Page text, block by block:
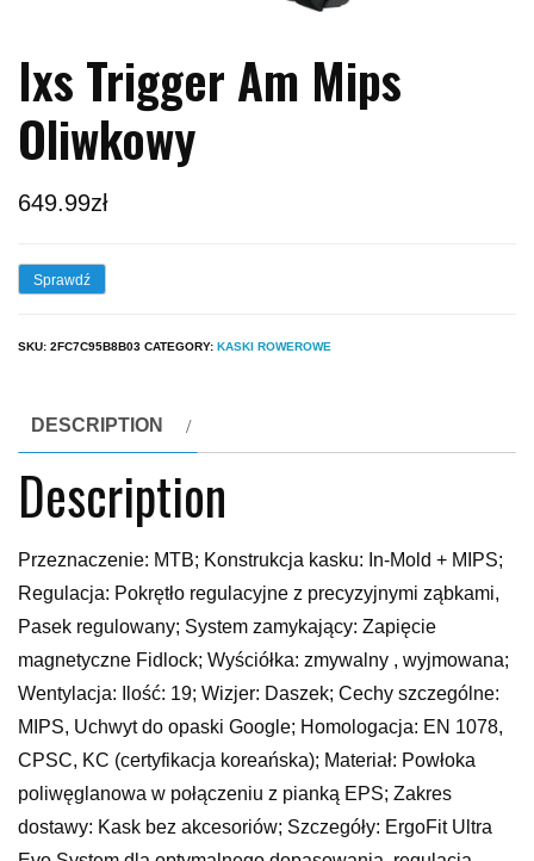
Ixs Trigger Am Mips
Oliwkowy
649.99zł
Sprawdź
SKU: 2FC7C95B8B03 CATEGORY: KASKI ROWEROWE
DESCRIPTION
Description
Przeznaczenie: MTB; Konstrukcja kasku: In-Mold + MIPS;
Regulacja: Pokrętło regulacyjne z precyzyjnymi ząbkami,
Pasek regulowany; System zamykający: Zapięcie
magnetyczne Fidlock; Wyściółka: zmywalny , wyjmowana;
Wentylacja: Ilość: 19; Wizjer: Daszek; Cechy szczególne:
MIPS, Uchwyt do opaski Google; Homologacja: EN 1078,
CPSC, KC (certyfikacja koreańska); Materiał: Powłoka
poliwęglanowa w połączeniu z pianką EPS; Zakres
dostawy: Kask bez akcesoriów; Szczegóły: ErgoFit Ultra